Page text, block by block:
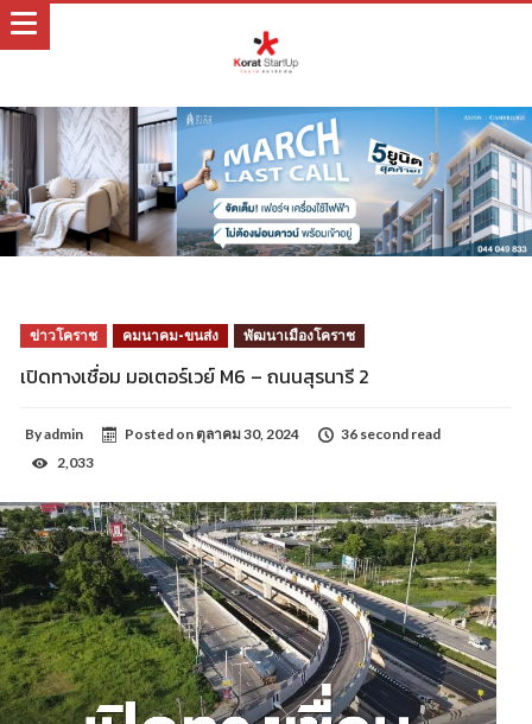
ข่าวโคราช คมนาคม-ขนส่ง พัฒนาเมืองโคราช
เปิดทางเชื่อม มอเตอร์เวย์ M6 – ถนนสุรนารี 2
Byadmin Posted on ตุลาคม 30, 2024
36 second read
2,033